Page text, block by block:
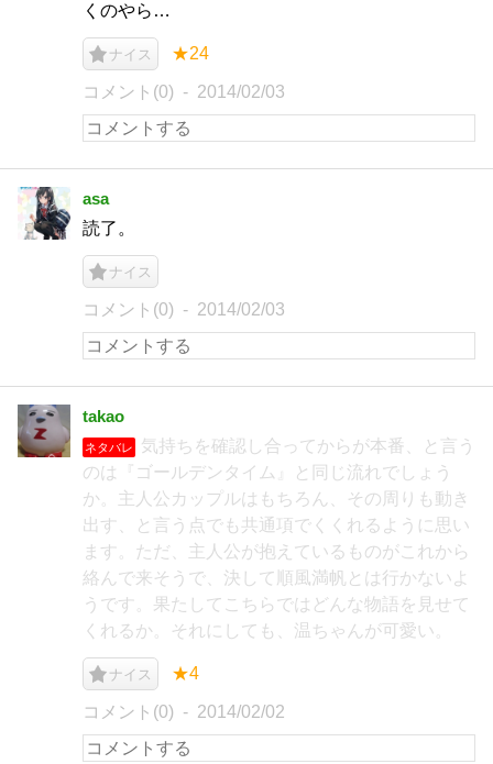
くのやら…
ナイス ★24
コメント(0) 2014/02/03
asa
読了。
ナイス
コメント(0) 2014/02/03
takao
ネタバレ
気持ちを確認し合ってからが本番、と言う
のは『ゴールデンタイム』と同じ流れでしょう
か。主人公カップルはもちろん、その周りも動き
出す、と言う点でも共通項でくくれるように思い
ます。ただ、主人公が抱えているものがこれから
絡んで来そうで、決して順風満帆とは行かないよ
うです。果たしてこちらではどんな物語を見せて
くれるか。それにしても、温ちゃんが可愛い。
ナイス ★4
コメント(0) 2014/02/02